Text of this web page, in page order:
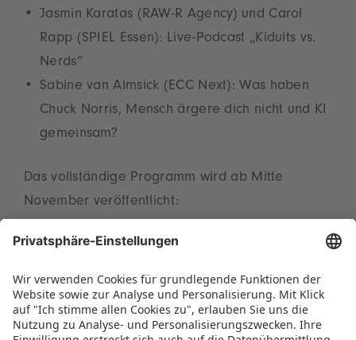
Jasmin Karatas (RAW-R Agency) und Carol
Rapp (SPIEL Essen): Live-Podcast „Kidults vs.
Nerds“
Sabine van Almsick (ECC Next): Was haben
Chuck Norris, Mensch ärgere dich nicht und KI
gemeinsam?
Das vollständige Programm wird ab Mitte
November veröffentlicht:
forum
. Um die Wartezeit bis zur
Spielwarenmesse 2026 zu verkürzen, sind die
Top-Vorträge des vergangenen Jahres on
demand auf Spielwarenmesse Digital verfügbar.